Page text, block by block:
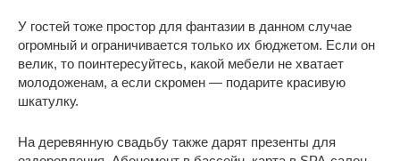
У гостей тоже простор для фантазии в данном случае
огромный и ограничивается только их бюджетом. Если он
велик, то поинтересуйтесь, какой мебели не хватает
молодоженам, а если скромен — подарите красивую
шкатулку.
На деревянную свадьбу также дарят презенты для